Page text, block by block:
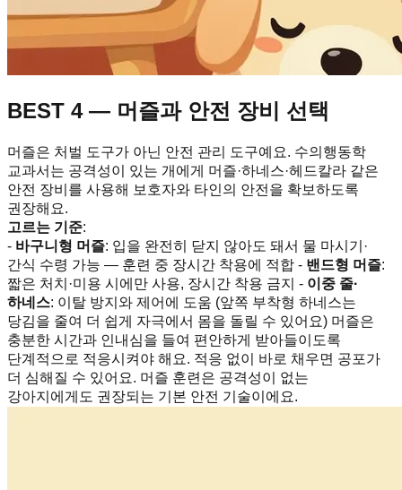
BEST 4 — 머즐과 안전 장비 선택
머즐은 처벌 도구가 아닌 안전 관리 도구예요. 수의행동학
교과서는 공격성이 있는 개에게 머즐·하네스·헤드칼라 같은
안전 장비를 사용해 보호자와 타인의 안전을 확보하도록
권장해요.
고르는 기준:
- 바구니형 머즐: 입을 완전히 닫지 않아도 돼서 물 마시기·
간식 수령 가능 — 훈련 중 장시간 착용에 적합 - 밴드형 머즐:
짧은 처치·미용 시에만 사용, 장시간 착용 금지 - 이중 줄·
하네스: 이탈 방지와 제어에 도움 (앞쪽 부착형 하네스는
당김을 줄여 더 쉽게 자극에서 몸을 돌릴 수 있어요) 머즐은
충분한 시간과 인내심을 들여 편안하게 받아들이도록
단계적으로 적응시켜야 해요. 적응 없이 바로 채우면 공포가
더 심해질 수 있어요. 머즐 훈련은 공격성이 없는
강아지에게도 권장되는 기본 안전 기술이에요.